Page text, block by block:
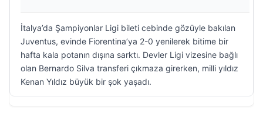
İtalya’da Şampiyonlar Ligi bileti cebinde gözüyle bakılan
Juventus, evinde Fiorentina’ya 2-0 yenilerek bitime bir
hafta kala potanın dışına sarktı. Devler Ligi vizesine bağlı
olan Bernardo Silva transferi çıkmaza girerken, milli yıldız
Kenan Yıldız büyük bir şok yaşadı.